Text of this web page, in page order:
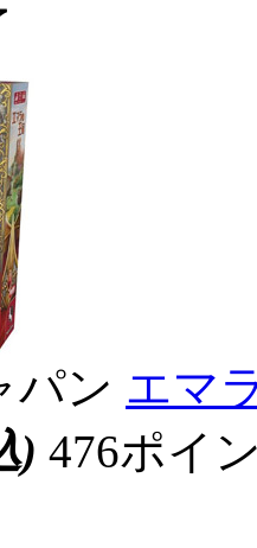
パン エマ
) 476ポイ